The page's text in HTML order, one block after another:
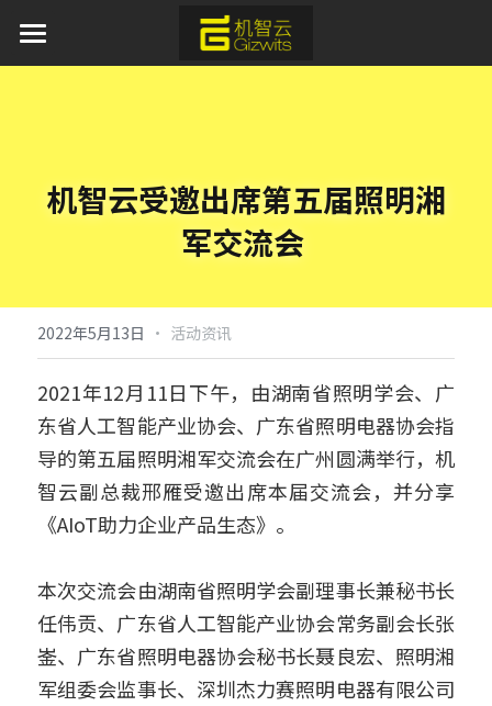
首页
模组硬件
AI离线语音识别解决方案
取暖器智能化解决方案
加湿器智能化解决方案
水族灯智能化解决方案
鱼缸水泵智能化解决方案
智能家电/家居解决方案
鱼缸加热棒智能化解决方案
厨房电器智能化解决方案
工业物联网
IoT新能源
IoT新零售
新闻资讯
关于我们
开发者中心
申请开发板
搜索
English
机智云受邀出席第五届照明湘
军交流会
2022年5月13日 · 活动资讯
2021年12月11日下午，由湖南省照明学会、广
东省人工智能产业协会、广东省照明电器协会指
导的第五届照明湘军交流会在广州圆满举行，机
智云副总裁邢雁受邀出席本届交流会，并分享
《AIoT助力企业产品生态》。
本次交流会由湖南省照明学会副理事长兼秘书长
任伟贡、广东省人工智能产业协会常务副会长张
崟、广东省照明电器协会秘书长聂良宏、照明湘
军组委会监事长、深圳杰力赛照明电器有限公司